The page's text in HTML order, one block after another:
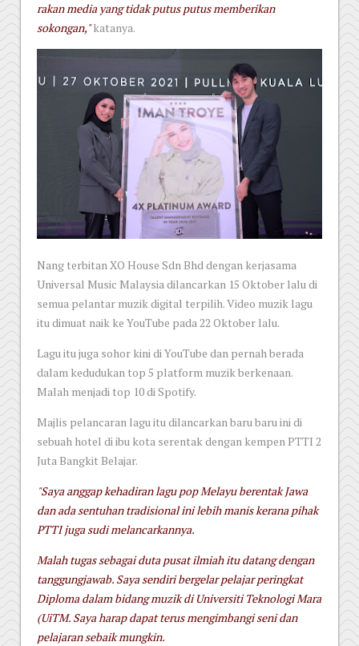
rakan media yang tidak putus putus memberikan
sokongan,"katanya.
Nang terbitan XO House Sdn Bhd dengan kerjasama
Universal Music Malaysia dilancarkan 15 Oktober lalu di
semua pelantar muzik digital terpilih. Video muzik lagu
itu dimuat naik ke YouTube pada 22 Oktober lalu.
Lagu itu juga sohor kini di YouTube dan pernah berada
dalam kedudukan top 5 platform muzik berkenaan.
Malah menjadi top 10 di Spotify.
Majlis pelancaran lagu itu dilancarkan baru baru ini di
sebuah hotel di ibu kota serentak dengan kempen PTTI 2
Juta Bangkit Belajar.
"Saya anggap kehadiran lagu pop Melayu berentak Jawa
dan ada sentuhan tradisional ini lebih manis kerana pihak
PTTI juga sudi melancarkannya.
Malah tugas sebagai duta pusat ilmiah itu datang dengan
tanggungjawab. Saya sendiri bergelar pelajar peringkat
Diploma dalam bidang muzik di Universiti Teknologi Mara
(UiTM. Saya harap dapat terus mengimbangi seni dan
pelajaran sebaik mungkin.